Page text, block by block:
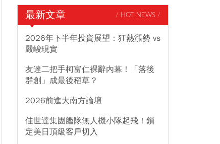
最新文章 / HOT NEWS /
2026年下半年投資展望：狂熱漲勢 vs
嚴峻現實
友達二把手柯富仁裸辭內幕！「落後
群創」成最後稻草？
2026前進大南方論壇
佳世達集團艦隊無人機小隊起飛！鎖
定美日頂級客戶切入